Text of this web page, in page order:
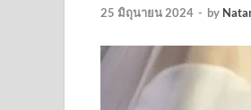
25 มิถุนายน 2024 - by